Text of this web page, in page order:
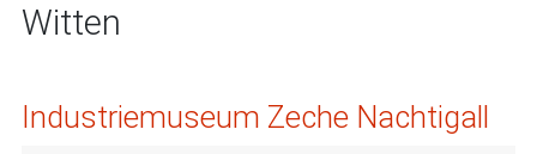
Witten
Industriemuseum Zeche Nachtigall